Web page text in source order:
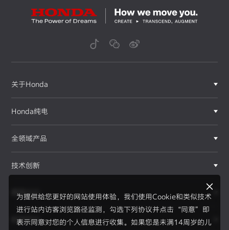
为提供给您更好的网站使用体验，我们使用Cookie和类似技术
进行站内访客浏览路径监测，勾选下列协议并点击“同意”即
表示同意对您的个人信息进行收集。如果您是未满14周岁的儿
关于Honda
Honda纯电
全领域产品
技术创新
赛事运动
新闻资讯